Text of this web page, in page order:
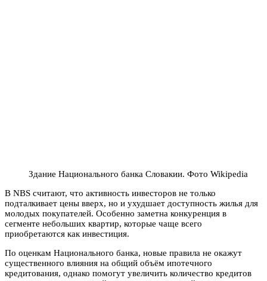
Здание Национального банка Словакии. Фото Wikipedia
В NBS считают, что активность инвесторов не только
подталкивает цены вверх, но и ухудшает доступность жилья для
молодых покупателей. Особенно заметна конкуренция в
сегменте небольших квартир, которые чаще всего
приобретаются как инвестиция.
По оценкам Национального банка, новые правила не окажут
существенного влияния на общий объём ипотечного
кредитования, однако помогут увеличить количество кредитов